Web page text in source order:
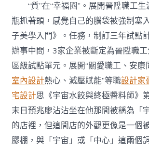
“質”在“幸福圈”。展開晉陞職工
瓶抓著頭，感覺自己的腦袋被強制塞
子美學入門》。任務，制訂三年試點
辦事中間，3家企業被斷定為晉陞職
區級試點單元。展開“關愛職工、安康
室內設計熱心、減壓賦能”等職設計家
宅設計思《宇宙水餃與終極醬料師》
末日預兆廖沾沾坐在他那間被稱為「
的店裡，但這間店的外觀更像是一個
膠棚，與「宇宙」或「中心」這兩個